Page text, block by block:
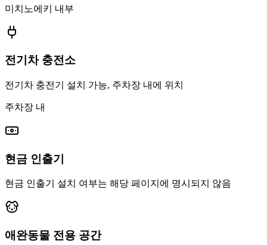
미치노에키 내부
전기차 충전소
전기차 충전기 설치 가능, 주차장 내에 위치
주차장 내
현금 인출기
현금 인출기 설치 여부는 해당 페이지에 명시되지 않음
애완동물 전용 공간